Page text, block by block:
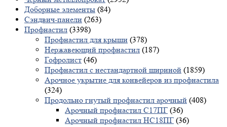
Доборные элементы (84)
Сэндвич-панели (263)
Профнастил (3398)
Профнастил для крыши (378)
Нержавеющий профнастил (187)
Гофролист (46)
Профнастил с нестандартной шириной (1859)
Арочное укрытие для конвейеров из профнастила
(324)
Продольно гнутый профнастил арочный (408)
Арочный профнастил С17ПГ (36)
Арочный профнастил НС18ПГ (36)